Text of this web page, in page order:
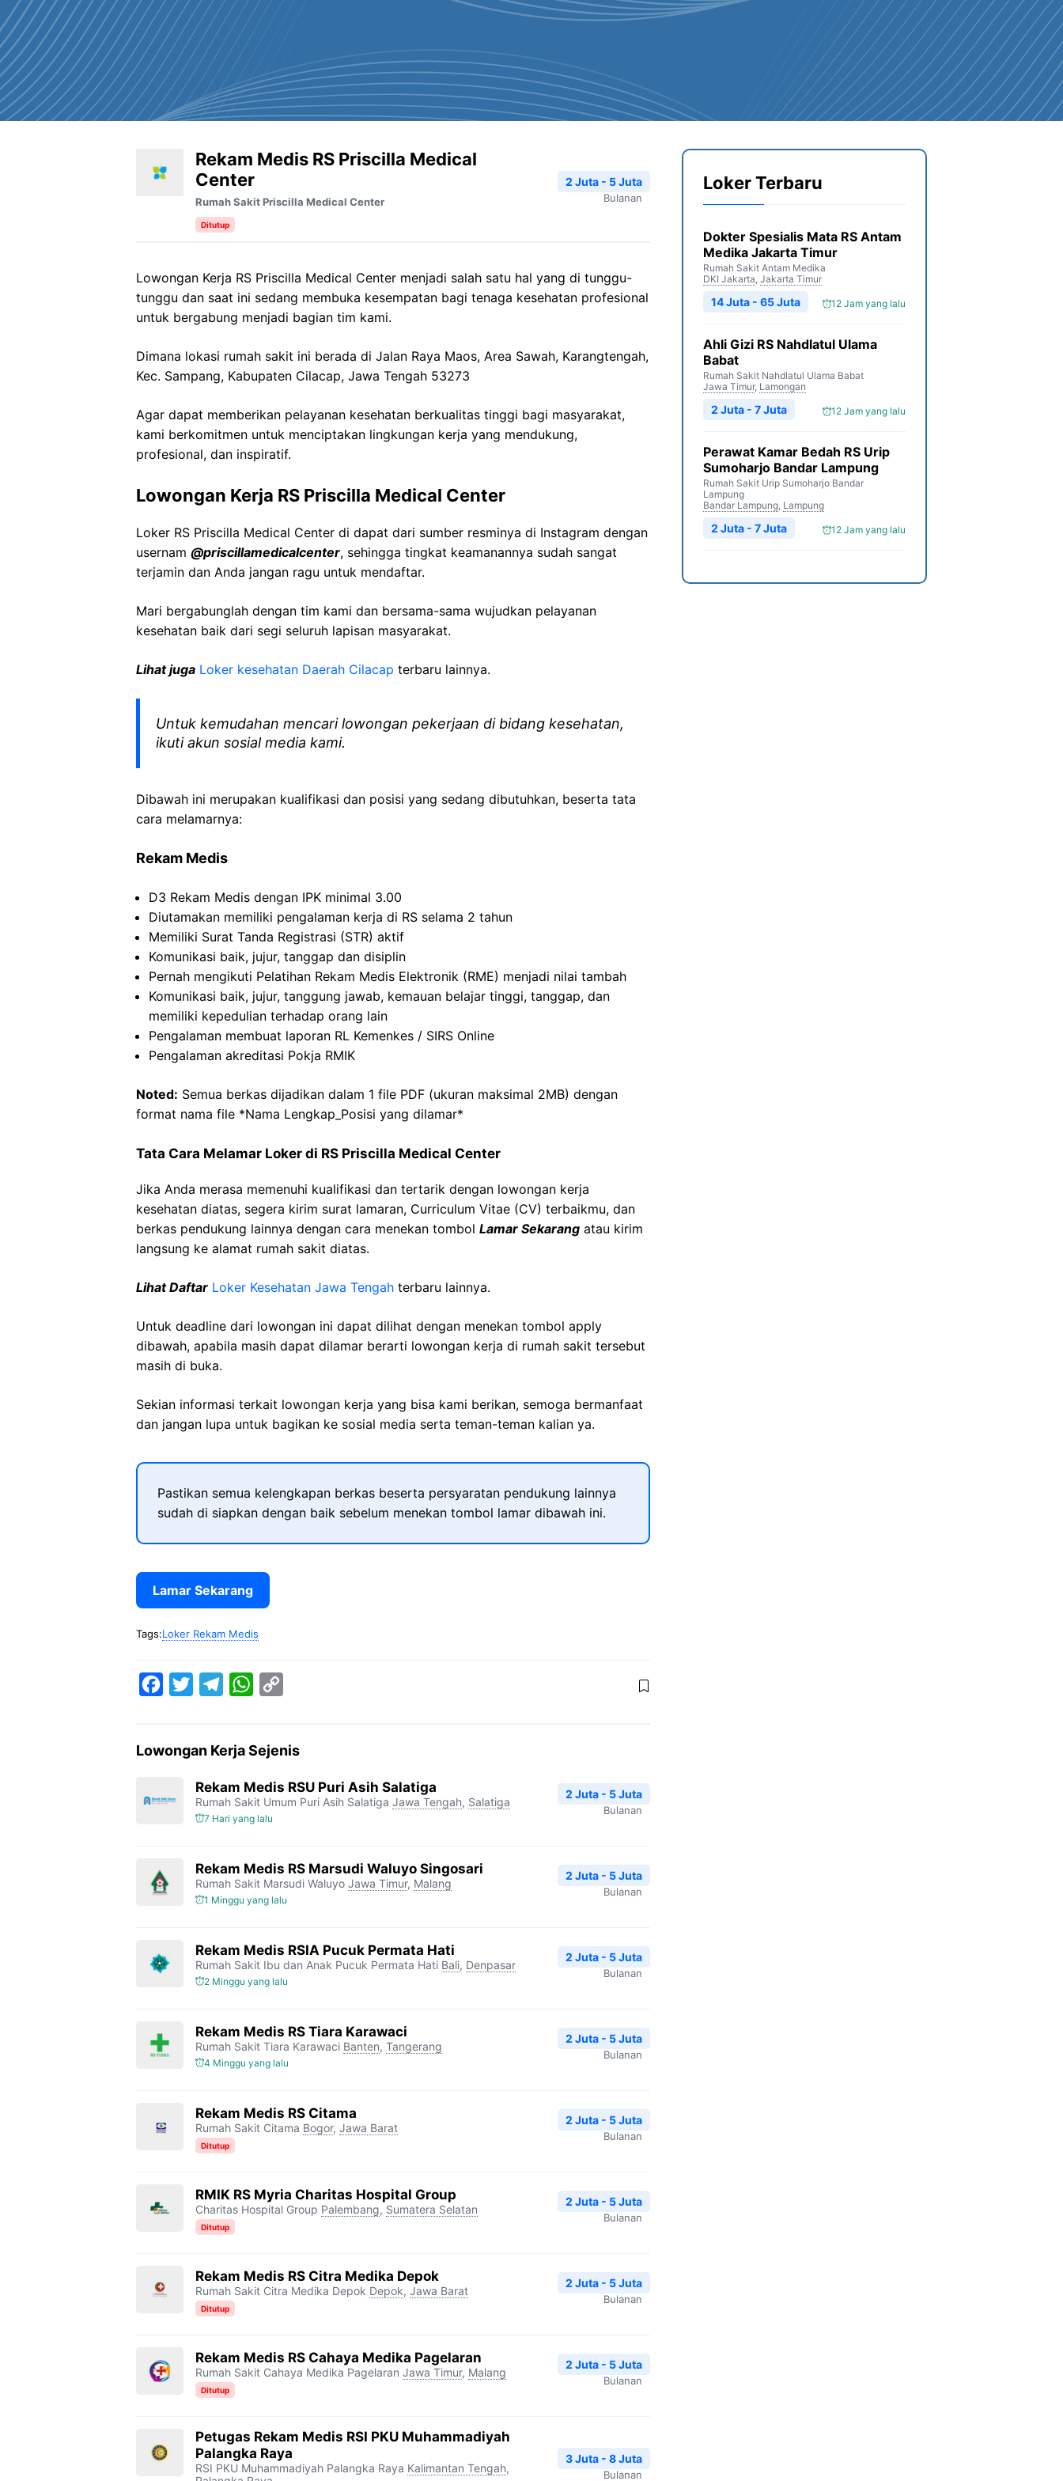
Rekam Medis RS Priscilla Medical
Center
Rumah Sakit Priscilla Medical Center
Ditutup
2 Juta - 5 Juta
Bulanan
Lowongan Kerja RS Priscilla Medical Center menjadi salah satu hal yang di tunggu-
tunggu dan saat ini sedang membuka kesempatan bagi tenaga kesehatan profesional
untuk bergabung menjadi bagian tim kami.
Dimana lokasi rumah sakit ini berada di Jalan Raya Maos, Area Sawah, Karangtengah,
Kec. Sampang, Kabupaten Cilacap, Jawa Tengah 53273
Agar dapat memberikan pelayanan kesehatan berkualitas tinggi bagi masyarakat,
kami berkomitmen untuk menciptakan lingkungan kerja yang mendukung,
profesional, dan inspiratif.
Lowongan Kerja RS Priscilla Medical Center
Loker RS Priscilla Medical Center di dapat dari sumber resminya di Instagram dengan
usernam @priscillamedicalcenter, sehingga tingkat keamanannya sudah sangat
terjamin dan Anda jangan ragu untuk mendaftar.
Mari bergabunglah dengan tim kami dan bersama-sama wujudkan pelayanan
kesehatan baik dari segi seluruh lapisan masyarakat.
Lihat juga Loker kesehatan Daerah Cilacap terbaru lainnya.
Untuk kemudahan mencari lowongan pekerjaan di bidang kesehatan,
ikuti akun sosial media kami.
Dibawah ini merupakan kualifikasi dan posisi yang sedang dibutuhkan, beserta tata
cara melamarnya:
Rekam Medis
D3 Rekam Medis dengan IPK minimal 3.00
Diutamakan memiliki pengalaman kerja di RS selama 2 tahun
Memiliki Surat Tanda Registrasi (STR) aktif
Komunikasi baik, jujur, tanggap dan disiplin
Pernah mengikuti Pelatihan Rekam Medis Elektronik (RME) menjadi nilai tambah
Komunikasi baik, jujur, tanggung jawab, kemauan belajar tinggi, tanggap, dan
memiliki kepedulian terhadap orang lain
Pengalaman membuat laporan RL Kemenkes / SIRS Online
Pengalaman akreditasi Pokja RMIK
Noted: Semua berkas dijadikan dalam 1 file PDF (ukuran maksimal 2MB) dengan
format nama file *Nama Lengkap_Posisi yang dilamar*
Tata Cara Melamar Loker di RS Priscilla Medical Center
Jika Anda merasa memenuhi kualifikasi dan tertarik dengan lowongan kerja
kesehatan diatas, segera kirim surat lamaran, Curriculum Vitae (CV) terbaikmu, dan
berkas pendukung lainnya dengan cara menekan tombol Lamar Sekarang atau kirim
langsung ke alamat rumah sakit diatas.
Lihat Daftar Loker Kesehatan Jawa Tengah terbaru lainnya.
Untuk deadline dari lowongan ini dapat dilihat dengan menekan tombol apply
dibawah, apabila masih dapat dilamar berarti lowongan kerja di rumah sakit tersebut
masih di buka.
Sekian informasi terkait lowongan kerja yang bisa kami berikan, semoga bermanfaat
dan jangan lupa untuk bagikan ke sosial media serta teman-teman kalian ya.
Pastikan semua kelengkapan berkas beserta persyaratan pendukung lainnya
sudah di siapkan dengan baik sebelum menekan tombol lamar dibawah ini.
Lamar Sekarang
Tags:Loker Rekam Medis
e
o
t
t
e
r
e
r
a
W
t
s
A
p
y
L
i
Lowongan Kerja Sejenis
Rekam Medis RSU Puri Asih Salatiga
Rumah Sakit Umum Puri Asih Salatiga Jawa Tengah, Salatiga
7 Hari yang lalu
2 Juta - 5 Juta
Bulanan
Rekam Medis RS Marsudi Waluyo Singosari
Rumah Sakit Marsudi Waluyo Jawa Timur, Malang
1 Minggu yang lalu
2 Juta - 5 Juta
Bulanan
Rekam Medis RSIA Pucuk Permata Hati
Rumah Sakit Ibu dan Anak Pucuk Permata Hati Bali, Denpasar
2 Minggu yang lalu
2 Juta - 5 Juta
Bulanan
Rekam Medis RS Tiara Karawaci
Rumah Sakit Tiara Karawaci Banten, Tangerang
4 Minggu yang lalu
2 Juta - 5 Juta
Bulanan
Rekam Medis RS Citama
Rumah Sakit Citama Bogor, Jawa Barat
Ditutup
2 Juta - 5 Juta
Bulanan
RMIK RS Myria Charitas Hospital Group
Charitas Hospital Group Palembang, Sumatera Selatan
Ditutup
2 Juta - 5 Juta
Bulanan
Rekam Medis RS Citra Medika Depok
Rumah Sakit Citra Medika Depok Depok, Jawa Barat
Ditutup
2 Juta - 5 Juta
Bulanan
Rekam Medis RS Cahaya Medika Pagelaran
Rumah Sakit Cahaya Medika Pagelaran Jawa Timur, Malang
Ditutup
2 Juta - 5 Juta
Bulanan
Petugas Rekam Medis RSI PKU Muhammadiyah
Palangka Raya
RSI PKU Muhammadiyah Palangka Raya Kalimantan Tengah,
3 Juta - 8 Juta
Bulanan
Loker Terbaru
Dokter Spesialis Mata RS Antam
Medika Jakarta Timur
Rumah Sakit Antam Medika
DKI Jakarta, Jakarta Timur
12 Jam yang lalu
14 Juta - 65 Juta
Ahli Gizi RS Nahdlatul Ulama
Babat
Rumah Sakit Nahdlatul Ulama Babat
Jawa Timur, Lamongan
12 Jam yang lalu
2 Juta - 7 Juta
Perawat Kamar Bedah RS Urip
Sumoharjo Bandar Lampung
Rumah Sakit Urip Sumoharjo Bandar
Lampung
Bandar Lampung, Lampung
12 Jam yang lalu
2 Juta - 7 Juta